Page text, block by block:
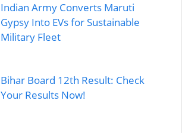
Indian Army Converts Maruti
Gypsy Into EVs for Sustainable
Military Fleet
Bihar Board 12th Result: Check
Your Results Now!